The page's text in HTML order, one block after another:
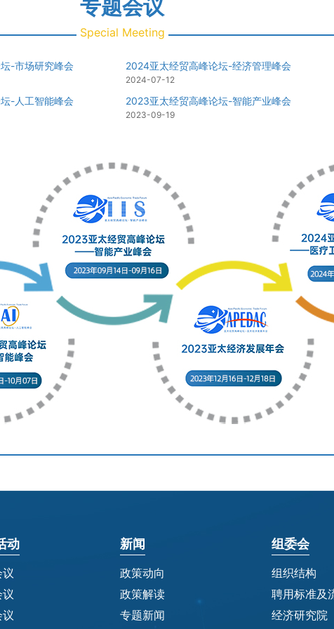
专题会议
Special Meeting
-市场研究峰会 2024亚太经贸高峰论坛-经济管理峰会
2024-07-12
-人工智能峰会 2023亚太经贸高峰论坛-智能产业峰会
2023-09-19
动
议
新闻
政策动向
政策解读
专题新闻
组委会
组织结构
聘用标准及
经济研究院